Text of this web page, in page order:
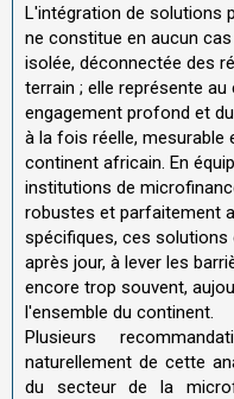
L'intégration de solutions
ne constitue en aucun
isolée, déconnectée des
terrain ; elle représente
engagement profond et
à la fois réelle, mesurable
continent africain. En
institutions de
robustes et parfaitement
spécifiques, ces
après jour, à lever les
encore trop souvent,
l'ensemble du continent.
Plusieurs
naturellement de cette
du secteur de la